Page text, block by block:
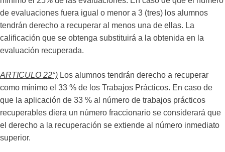
de evaluaciones fuera igual o menor a 3 (tres) los alumnos
tendrán derecho a recuperar al menos una de ellas. La
calificación que se obtenga substituirá a la obtenida en la
evaluación recuperada.
ARTICULO 22°) Los alumnos tendrán derecho a recuperar
como mínimo el 33 % de los Trabajos Prácticos. En caso de
que la aplicación de 33 % al número de trabajos prácticos
recuperables diera un número fraccionario se considerará que
el derecho a la recuperación se extiende al número inmediato
superior.